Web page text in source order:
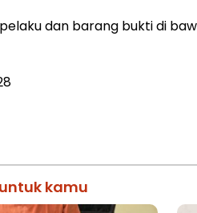
dan barang bukti di
kamu